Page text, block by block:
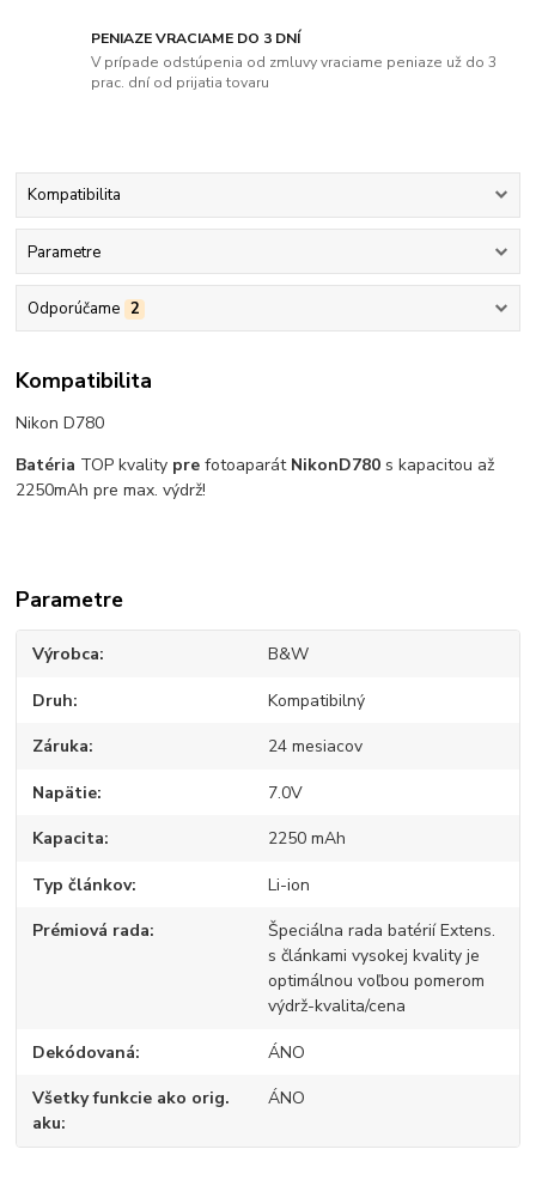
PENIAZE VRACIAME DO 3 DNÍ
V prípade odstúpenia od zmluvy vraciame peniaze už do 3
prac. dní od prijatia tovaru
Kompatibilita
Parametre
Odporúčame 2
Kompatibilita
Nikon D780
Batéria TOP kvality pre fotoaparát NikonD780 s kapacitou až
2250mAh pre max. výdrž!
Parametre
Výrobca B&W
Druh Kompatibilný
Záruka 24 mesiacov
Napätie 7.0V
Kapacita 2250 mAh
Typ článkov Li-ion
Prémiová rada
Špeciálna rada batérií Extens.
s článkami vysokej kvality je
optimálnou voľbou pomerom
výdrž-kvalita/cena
Dekódovaná ÁNO
Všetky funkcie ako orig.
aku
ÁNO